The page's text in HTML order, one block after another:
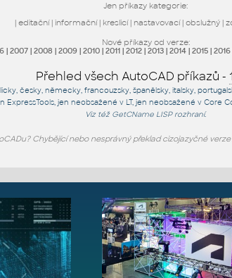
Jen příkazy kategorie:
| editační| informační| kreslicí| nastavovací| obslužný|
Nové příkazy od verze:
| 2007| 2008 | 2009| 2010| 2011| 2012| 2013| 2014| 2015| 2016
Přehled všech AutoCAD příkazů -
česky, německy, francouzsky, španělsky, italsky,
ExpressTools, jenneobsažené v LT, jenneobsažené v Core
Viz též GetCName LISP rozhraní.
Chybějící nebo nesprávný překlad cizojazyčné